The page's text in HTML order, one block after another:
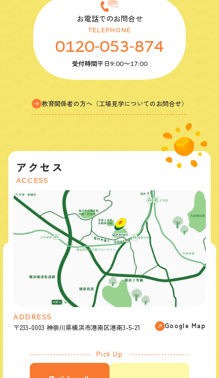
お電話でのお問合せ
TELEPHONE
0120-053-874
受付時間平日9:00〜17:00
教育関係者の方へ（工場見学についてのお問合せ）
アクセス
ACCESS
ADDRESS
〒233-0003 神奈川県横浜市港南区港南3-5-21 Google Map
Pick Up